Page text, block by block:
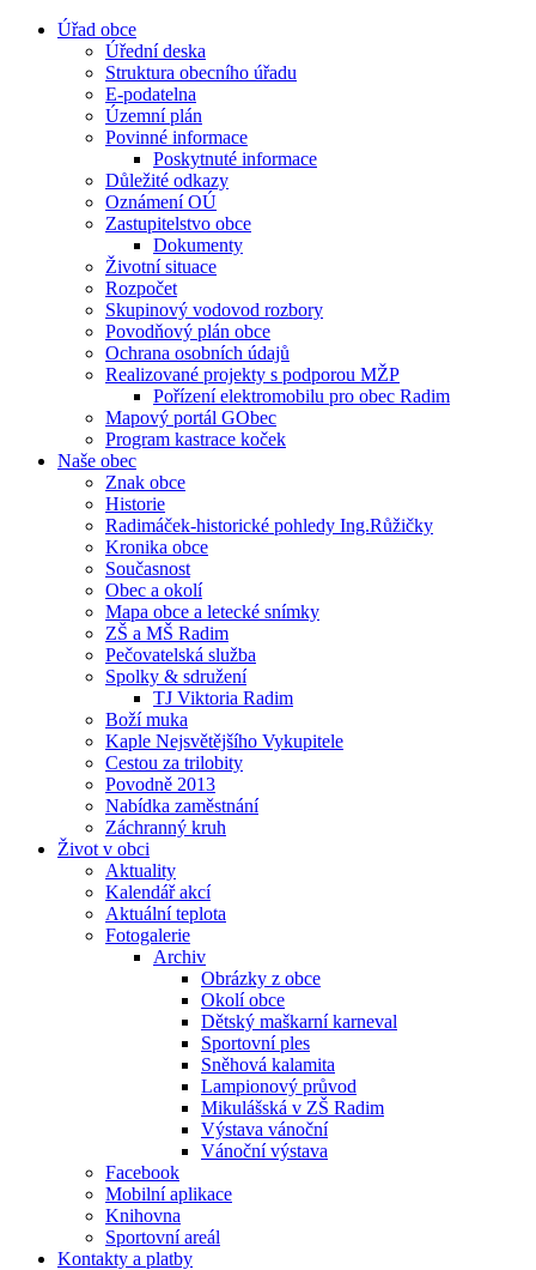
Úřad obce
Úřední deska
Struktura obecního úřadu
E-podatelna
Územní plán
Povinné informace
Poskytnuté informace
Důležité odkazy
Oznámení OÚ
Zastupitelstvo obce
Dokumenty
Životní situace
Rozpočet
Skupinový vodovod rozbory
Povodňový plán obce
Ochrana osobních údajů
Realizované projekty s podporou MŽP
Pořízení elektromobilu pro obec Radim
Mapový portál GObec
Program kastrace koček
Naše obec
Znak obce
Historie
Radimáček-historické pohledy Ing.Růžičky
Kronika obce
Současnost
Obec a okolí
Mapa obce a letecké snímky
ZŠ a MŠ Radim
Pečovatelská služba
Spolky & sdružení
TJ Viktoria Radim
Boží muka
Kaple Nejsvětějšího Vykupitele
Cestou za trilobity
Povodně 2013
Nabídka zaměstnání
Záchranný kruh
Život v obci
Aktuality
Kalendář akcí
Aktuální teplota
Fotogalerie
Archiv
Obrázky z obce
Okolí obce
Dětský maškarní karneval
Sportovní ples
Sněhová kalamita
Lampionový průvod
Mikulášská v ZŠ Radim
Výstava vánoční
Vánoční výstava
Facebook
Mobilní aplikace
Knihovna
Sportovní areál
Kontakty a platby